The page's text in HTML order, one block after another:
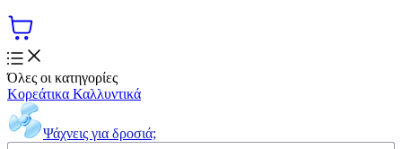
Όλες οι κατηγορίες
Κορεάτικα Καλλυντικά
Ψάχνεις για δροσιά;